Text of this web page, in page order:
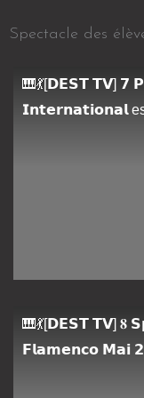
Spectacle des
🎹💃[𝗗𝗘𝗦𝗧 𝗧𝗩] 𝟳
𝗜𝗻𝘁𝗲𝗿𝗻𝗮𝘁𝗶𝗼𝗻𝗮𝗹
🎹💃[𝗗𝗘𝗦𝗧 𝗧𝗩] 𝟖
𝗙𝗹𝗮𝗺𝗲𝗻𝗰𝗼 𝗠𝗮𝗶